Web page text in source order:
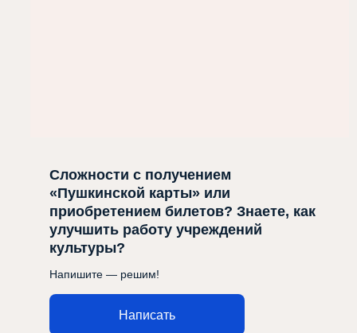
Сложности с получением
«Пушкинской карты» или
приобретением билетов? Знаете, как
улучшить работу учреждений
культуры?
Напишите — решим!
Написать